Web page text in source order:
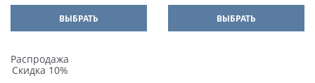
ВЫБРАТЬ ВЫБРАТЬ
Распродажа
Скидка 10%